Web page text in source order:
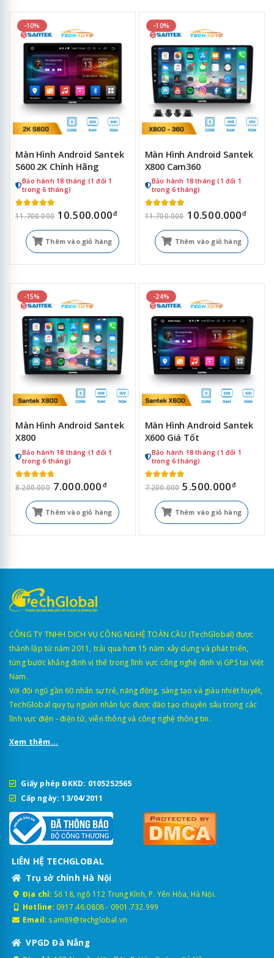
-10%
Màn Hình Android Santek
S600 2K Chính Hãng
Bảo hành 18 tháng (1 đổi 1
trong 6 tháng)
11.700.000 10.500.000đ
Thêm vào giỏ hàng
-10%
Màn Hình Android Santek
X800 Cam360
Bảo hành 18 tháng (1 đổi 1
trong 6 tháng)
11.700.000 10.500.000đ
Thêm vào giỏ hàng
-15%
Màn Hình Android Santek
X800
Bảo hành 18 tháng (1 đổi 1
trong 6 tháng)
8.200.000 7.000.000 đ
Thêm vào giỏ hàng
-24%
Màn Hình Android Santek
X600 Giá Tốt
Bảo hành 18 tháng (1 đổi 1
trong 6 tháng)
7.200.000 5.500.000đ
Thêm vào giỏ hàng
CÔNG TY TNHH DỊCH VỤ CÔNG NGHỆ TOÀN CẦU (TechGlobal) được
thành lập từ năm 2011, trải qua hơn 15 năm xây dựng và phát triển,
từng bước khẳng định vị thế trong lĩnh vực công nghệ định vị GPS tại Việt
Nam.
Với đội ngũ gần 60 nhân sự trẻ, năng động, sáng tạo và giàu nhiệt huyết,
TechGlobal quy tụ nguồn nhân lực được đào tạo chuyên sâu trong các
lĩnh vực điện - điện tử, viễn thông và công nghệ thông tin.
Xem thêm...
Giấy phép ĐKKD: 0105252565
Cấp ngày: 13/04/2011
LIÊN HỆ TECHGLOBAL
Trụ sở chính Hà Nội
Địa chỉ: Số 18, ngõ 112 Trung Kính, P. Yên Hòa, Hà Nội.
Hotline: 0917.46.0808- 0901.732.999
Email: sam89@techglobal.vn
VPGD Đà Nẵng